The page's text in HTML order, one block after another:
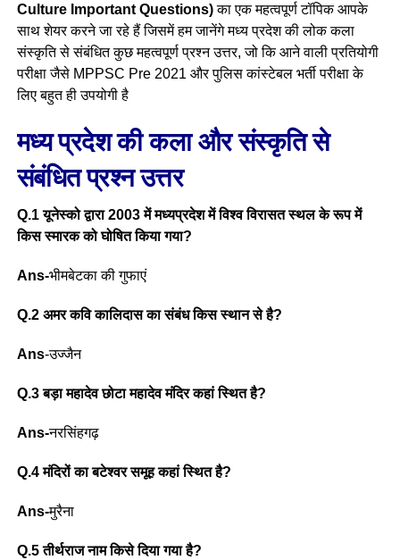
Culture Important Questions)का एक महत्वपूर्ण टॉपिक आपके
साथ शेयर करने जा रहे हैं जिसमें हम जानेंगे मध्य प्रदेश की लोक कला
संस्कृति से संबंधित कुछ महत्वपूर्ण प्रश्न उत्तर, जो कि आने वाली प्रतियोगी
परीक्षा जैसे MPPSC Pre 2021 और पुलिस कांस्टेबल भर्ती परीक्षा के
लिए बहुत ही उपयोगी है
मध्य प्रदेश की कला और संस्कृति से
संबंधित प्रश्न उत्तर
Q.1 यूनेस्को द्वारा 2003 में मध्यप्रदेश में विश्व विरासत स्थल के रूप में
किस स्मारक को घोषित किया गया?
Ans-भीमबेटका की गुफाएं
Q.2 अमर कवि कालिदास का संबंध किस स्थान से है?
Ans-उज्जैन
Q.3 बड़ा महादेव छोटा महादेव मंदिर कहां स्थित है?
Ans-नरसिंहगढ़
Q.4 मंदिरों का बटेश्वर समूह कहां स्थित है?
Ans-मुरैना
Q.5 तीर्थराज नाम किसे दिया गया है?